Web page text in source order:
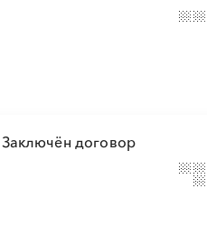
Заключён договор